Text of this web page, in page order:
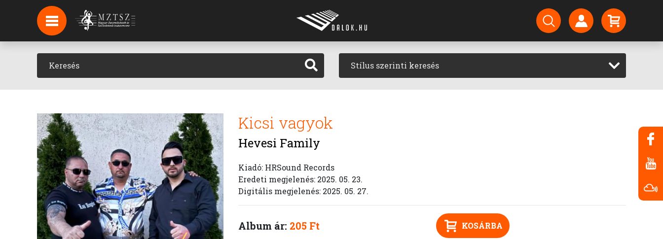
HÍREK
HÍRLEVÉL FELIRATKOZÁS
PODCAST Stílus szerinti keresés
Kicsi vagyok
Hevesi Family
Kiadó: HRSound Records
Eredeti megjelenés: 2025. 05. 23.
Digitális megjelenés: 2025. 05. 27.
Album ár: 205 Ft KOSÁRBA